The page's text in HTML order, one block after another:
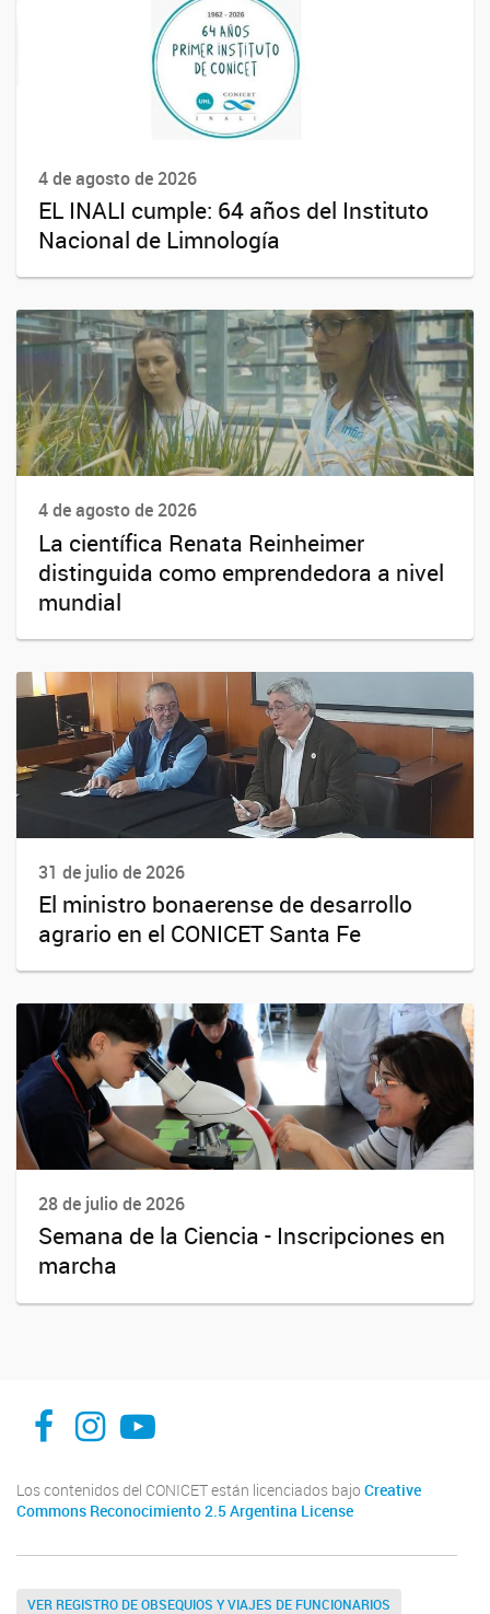
4 de agosto de 2026
EL INALI cumple: 64 años del Instituto
Nacional de Limnología
4 de agosto de 2026
La científica Renata Reinheimer
distinguida como emprendedora a nivel
mundial
31 de julio de 2026
El ministro bonaerense de desarrollo
agrario en el CONICET Santa Fe
28 de julio de 2026
Semana de la Ciencia - Inscripciones en
marcha
facebook
instagram
Youtube
Los contenidos del CONICET están licenciados bajo Creative
Commons Reconocimiento 2.5 Argentina License
VER REGISTRO DE OBSEQUIOS Y VIAJES DE FUNCIONARIOS